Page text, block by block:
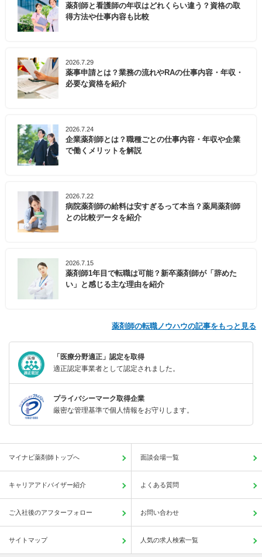
薬剤師と看護師の年収はどれくらい違う？資格の取
得方法や仕事内容も比較
2026.7.29
薬事申請とは？業務の流れやRAの仕事内容・年収・
必要な資格を紹介
2026.7.24
企業薬剤師とは？職種ごとの仕事内容・年収や企業
で働くメリットを解説
2026.7.22
病院薬剤師の給料は安すぎるって本当？薬局薬剤師
との比較データを紹介
2026.7.15
薬剤師1年目で転職は可能？新卒薬剤師が「辞めた
い」と感じる主な理由を紹介
薬剤師の転職ノウハウの記事をもっと見る
「医療分野適正」認定を取得
適正認定事業者として認定されました。
プライバシーマーク取得企業
厳密な管理基準で個人情報をお守りします。
マイナビ薬剤師トップへ 面談会場一覧
キャリアアドバイザー紹介 よくある質問
ご入社後のアフターフォロー お問い合わせ
サイトマップ 人気の求人検索一覧